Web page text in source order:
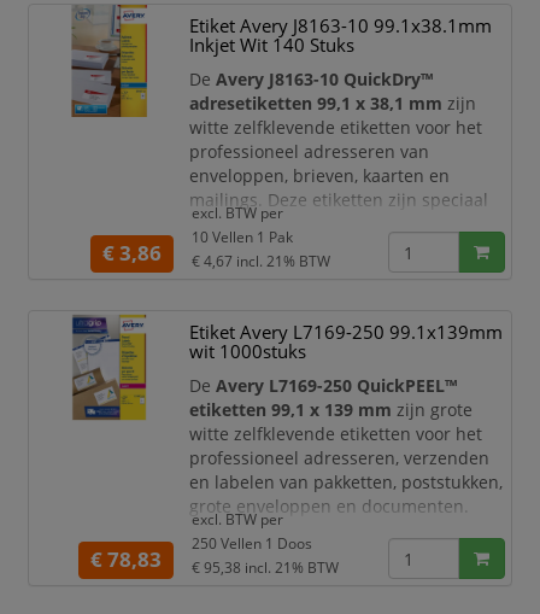
Dankzij de praktische QuickPEEL™
hulpstripverwerkt u grote aantallen
etiketten snel en efficiënt. Het etiketvel
is voorzie
Etiket Avery J8163-10 99.1x38.1mm
Inkjet Wit 140 Stuks
DeAvery J8163-10 QuickDry™
adresetiketten 99,1 x 38,1 mm zijn
witte zelfklevende etiketten voor het
professioneel adresseren van
enveloppen, brieven, kaarten en
mailings. Deze etiketten zijn speciaal
ontwikkeld voor
ideaal wanneer uw post er verzorgd uit
moet zien én snel verwerkt moet
Dankzij deQuickDry™ technologie
droogt de inkt direct na het afdrukken.
U hoeft dus niet te wachten voordat u
de etiketten op d
€ 3,86
excl. BTW per
10 Vellen 1 Pak
€ 4,67 incl. 21% BTW
Etiket Avery L7169-250 99.1x139mm
wit 1000stuks
DeAvery L7169-250 QuickPEEL™
etiketten 99,1 x 139 mm zijn grote
witte zelfklevende etiketten voor het
professioneel adresseren, verzenden
en labelen van pakketten, poststukken,
grote enveloppen en documenten.
Dankzij het ruime formaat bieden deze
etiketten veel plaats voor
adresgegevens, retourinformatie,
€ 78,83
excl. BTW per
250 Vellen 1 Doos
€ 95,38 incl. 21% BTW